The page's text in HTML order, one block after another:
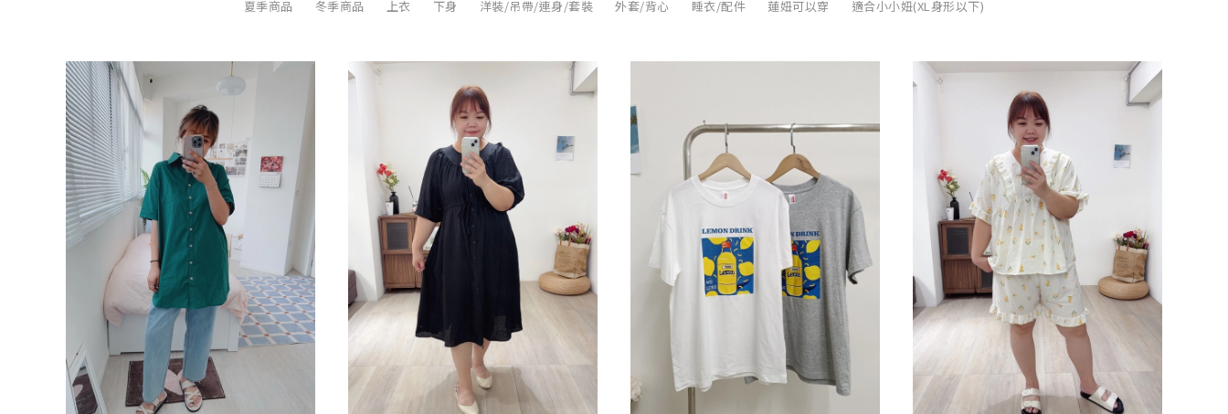
夏季商品 冬季商品 上衣 下身 洋裝/吊帶/連身/套裝 外套/背心 睡衣/配件 蓮妞可以穿 適合小小妞(XL身形以下)